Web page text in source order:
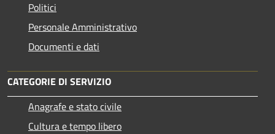
Politici
Personale Amministrativo
Documenti e dati
CATEGORIE DI SERVIZIO
Anagrafe e stato civile
Cultura e tempo libero